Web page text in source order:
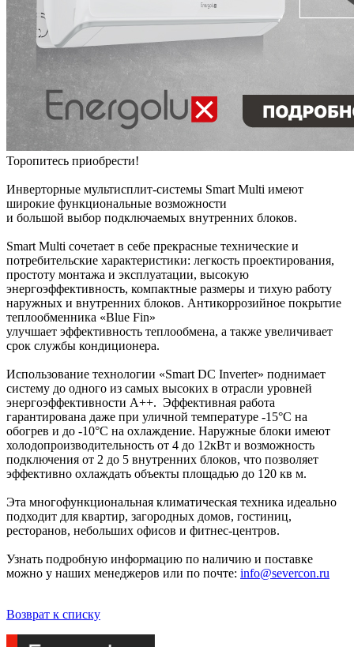
Торопитесь приобрести!
Инверторные мультисплит-системы Smart Multi имеют
широкие функциональные возможности
и большой выбор подключаемых внутренних блоков.
Smart Multi сочетает в себе прекрасные технические и
потребительские характеристики: легкость проектирования,
простоту монтажа и эксплуатации, высокую
энергоэффективность, компактные размеры и тихую работу
наружных и внутренних блоков. Антикоррозийное покрытие
теплообменника «Blue Fin»
улучшает эффективность теплообмена, а также увеличивает
срок службы кондиционера.
Использование технологии «Smart DC Inverter» поднимает
систему до одного из самых высоких в отрасли уровней
энергоэффективности А++. Эффективная работа
гарантирована даже при уличной температуре -15°C на
обогрев и до -10°C на охлаждение. Наружные блоки имеют
холодопроизводительность от 4 до 12кВт и возможность
подключения от 2 до 5 внутренних блоков, что позволяет
эффективно охлаждать объекты площадью до 120 кв м.
Эта многофункциональная климатическая техника идеально
подходит для квартир, загородных домов, гостиниц,
ресторанов, небольших офисов и фитнес-центров.
Узнать подробную информацию по наличию и поставке
можно у наших менеджеров или по почте: info@severcon.ru
Возврат к списку